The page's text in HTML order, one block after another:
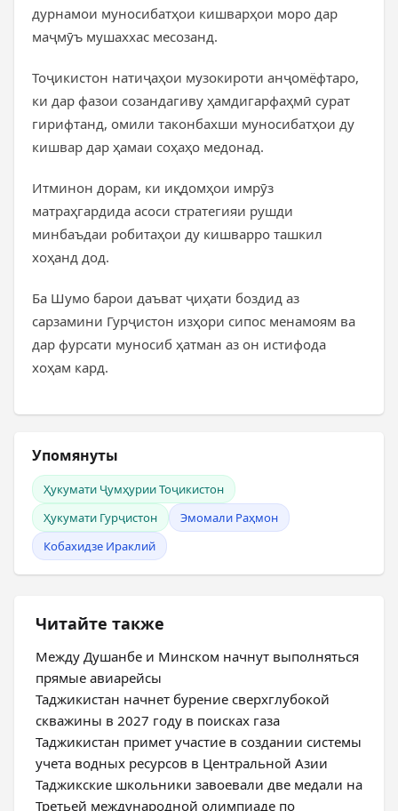
дурнамои муносибатҳои кишварҳои моро дар
маҷмӯъ мушаххас месозанд.
Тоҷикистон натиҷаҳои музокироти анҷомёфтаро,
ки дар фазои созандагиву ҳамдигарфаҳмӣ сурат
гирифтанд, омили таконбахши муносибатҳои ду
кишвар дар ҳамаи соҳаҳо медонад.
Итминон дорам, ки иқдомҳои имрӯз
матраҳгардида асоси стратегияи рушди
минбаъдаи робитаҳои ду кишварро ташкил
хоҳанд дод.
Ба Шумо барои даъват ҷиҳати боздид аз
сарзамини Гурҷистон изҳори сипос менамоям ва
дар фурсати муносиб ҳатман аз он истифода
хоҳам кард.
Упомянуты
Ҳукумати Ҷумҳурии Тоҷикистон
Ҳукумати Гурҷистон
Эмомали Раҳмон
Кобахидзе Ираклий
Читайте также
Между Душанбе и Минском начнут выполняться
прямые авиарейсы
Таджикистан начнет бурение сверхглубокой
скважины в 2027 году в поисках газа
Таджикистан примет участие в создании системы
учета водных ресурсов в Центральной Азии
Таджикские школьники завоевали две медали на
Третьей международной олимпиаде по